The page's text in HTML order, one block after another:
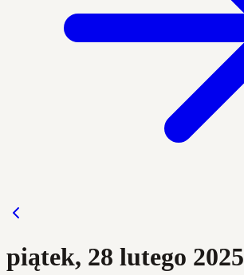
piątek, 28 lutego 2025